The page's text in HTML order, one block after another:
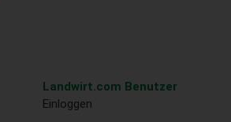
Landwirt.com Benutzer
Einloggen